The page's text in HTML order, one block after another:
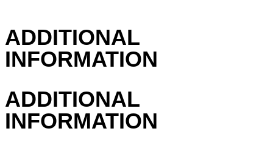
ADDITIONAL
INFORMATION
ADDITIONAL
INFORMATION